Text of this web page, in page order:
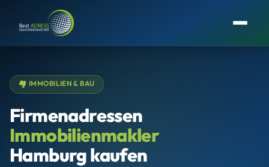
🏘️ IMMOBILIEN & BAU
Firmenadressen
Immobilienmakler
Hamburg kaufen